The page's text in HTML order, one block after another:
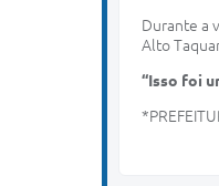
Durante a
Alto
“Isso foi